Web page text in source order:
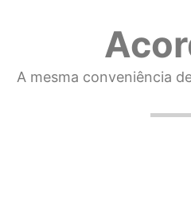
A mesma conveniência